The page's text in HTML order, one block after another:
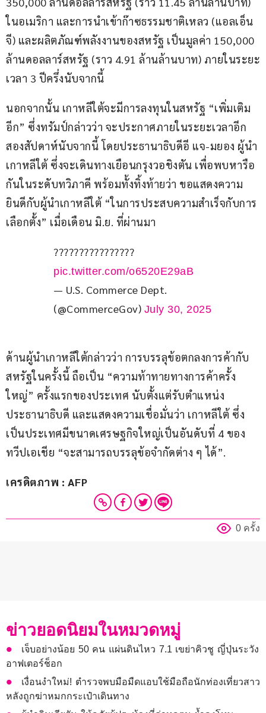
ในอเมริกา และการนำเข้าก๊าซธรรมชาติเหลว (แอลเอ็น
จี) และผลิตภัณฑ์พลังงานของสหรัฐ เป็นมูลค่า 150,000
ล้านดอลลาร์สหรัฐ (ราว 4.91 ล้านล้านบาท) ภายในระยะ
เวลา 3 ปีครึ่งนับจากนี้
นอกจากนั้น เกาหลีใต้จะมีการลงทุนในสหรัฐ “เพิ่มเติม
อีก” ซึ่งทรัมป์กล่าวว่า จะประกาศภายในระยะเวลาอีก
สองสัปดาห์นับจากนี้ โดยประธานาธิบดีอี แจ-มยอง ผู้นำ
เกาหลีใต้ ซึ่งจะเดินทางเยือนกรุงวอชิงตัน เพื่อพบหารือ
กันในระดับทวิภาคี พร้อมทั้งทิ้งท้ายว่า ขอแสดงความ
ยินดีกับผู้นำเกาหลีใต้ “ในการประสบความสำเร็จกับการ
เลือกตั้ง” เมื่อเดือน มิ.ย. ที่ผ่านมา
????????????????
pic.twitter.com/o6520E29aB
— U.S. Commerce Dept.
(@CommerceGov) July 30, 2025
ด้านผู้นำเกาหลีใต้กล่าวว่า การบรรลุข้อตกลงการค้ากับ
สหรัฐในครั้งนี้ ถือเป็น “ความท้าทายทางการค้าครั้ง
ใหญ่” ครั้งแรกของประเทศ นับตั้งแต่รับตำแหน่ง
ประธานาธิบดี และแสดงความเชื่อมั่นว่า เกาหลีใต้ ซึ่ง
เป็นประเทศมีขนาดเศรษฐกิจใหญ่เป็นอันดับที่ 4 ของ
ทวีปเอเชีย “จะสามารถบรรลุข้อจำกัดต่าง ๆ ได้”.
เครดิตภาพ : AFP
0 ครั้ง
ข่าวยอดนิยมในหมวดหมู่
เจ็บอย่างน้อย 50 คน แผ่นดินไหว 7.1 เขย่าคิวชู ญี่ปุ่นระวัง
อาฟเตอร์ช็อก
เงื่อนงำใหม่! ตำรวจพบมือมืดแอบใช้มือถือนักท่องเที่ยวสาว
หลังถูกฆ่าหมกกระเป๋าเดินทาง